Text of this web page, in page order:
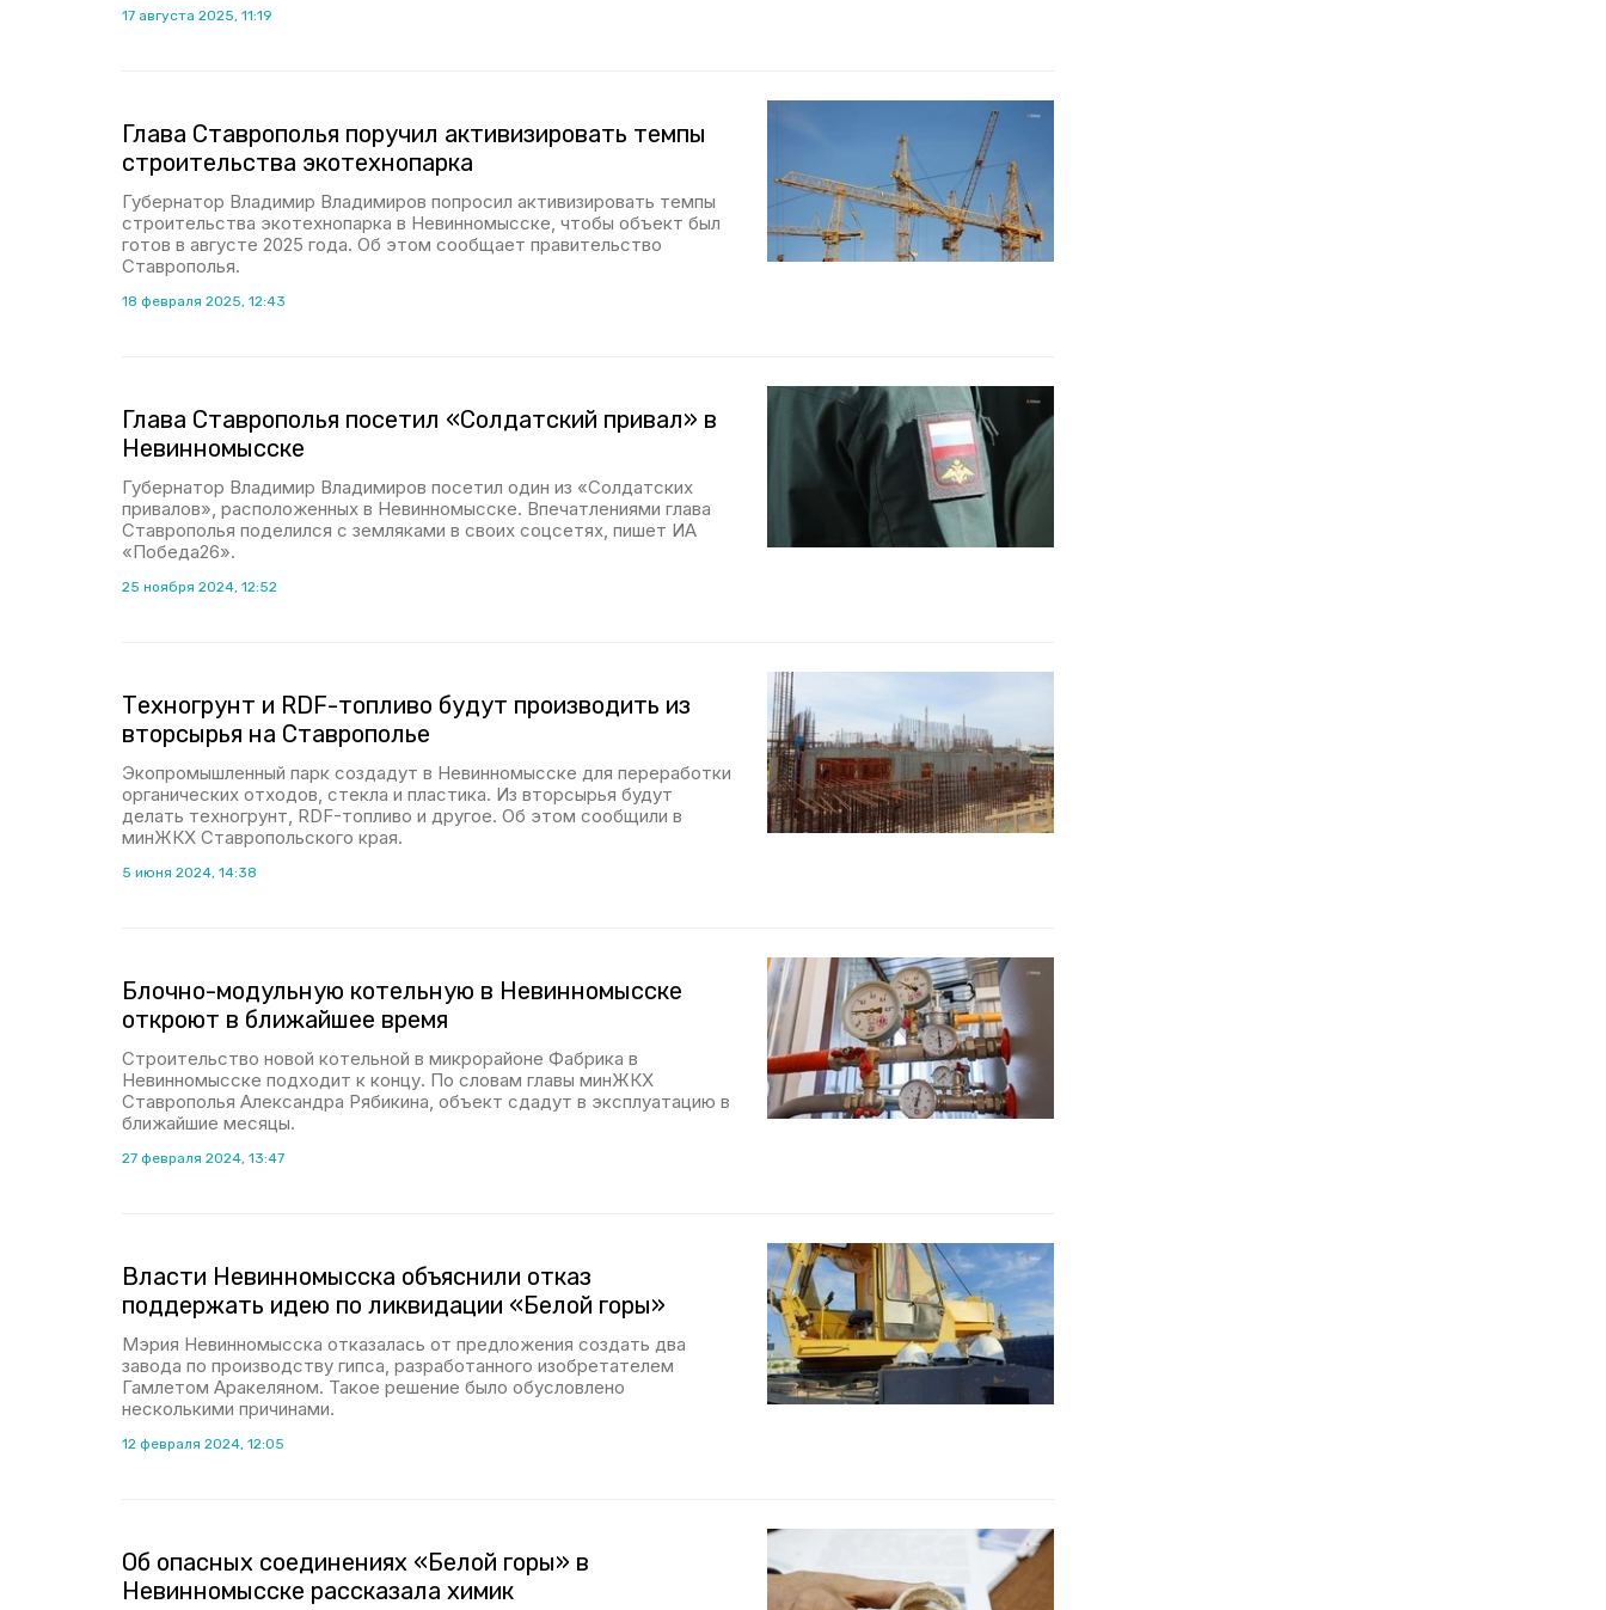
17 августа 2025, 11:19
Глава Ставрополья поручил активизировать темпы
строительства экотехнопарка
Губернатор Владимир Владимиров попросил активизировать темпы
строительства экотехнопарка в Невинномысске, чтобы объект был
готов в августе 2025 года. Об этом сообщает правительство
Ставрополья.
18 февраля 2025, 12:43
Глава Ставрополья посетил «Солдатский привал» в
Невинномысске
Губернатор Владимир Владимиров посетил один из «Солдатских
привалов», расположенных в Невинномысске. Впечатлениями глава
Ставрополья поделился с земляками в своих соцсетях, пишет ИА
«Победа26».
25 ноября 2024, 12:52
Техногрунт и RDF-топливо будут производить из
вторсырья на Ставрополье
Экопромышленный парк создадут в Невинномысске для переработки
органических отходов, стекла и пластика. Из вторсырья будут
делать техногрунт, RDF-топливо и другое. Об этом сообщили в
минЖКХ Ставропольского края.
5 июня 2024, 14:38
Блочно-модульную котельную в Невинномысске
откроют в ближайшее время
Строительство новой котельной в микрорайоне Фабрика в
Невинномысске подходит к концу. По словам главы минЖКХ
Ставрополья Александра Рябикина, объект сдадут в эксплуатацию в
ближайшие месяцы.
27 февраля 2024, 13:47
Власти Невинномысска объяснили отказ
поддержать идею по ликвидации «Белой горы»
Мэрия Невинномысска отказалась от предложения создать два
завода по производству гипса, разработанного изобретателем
Гамлетом Аракеляном. Такое решение было обусловлено
несколькими причинами.
12 февраля 2024, 12:05
Об опасных соединениях «Белой горы» в
Невинномысске рассказала химик